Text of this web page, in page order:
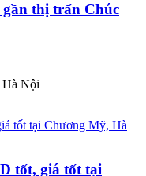
thị trấn Chúc
Hà Nội
tốt, giá tốt tại